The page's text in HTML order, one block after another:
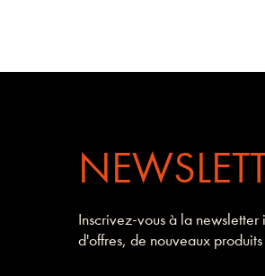
Inscrivez-vous à la
d'offres, de nouveaux